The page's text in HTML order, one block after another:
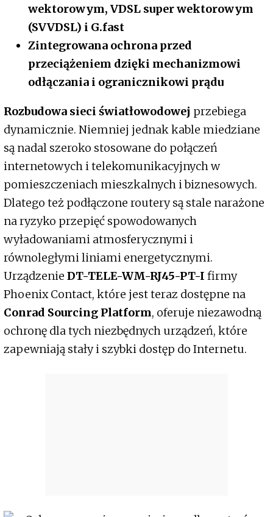
wektorowym, VDSL super wektorowym
(SVVDSL) i G.fast
Zintegrowana ochrona przed
przeciążeniem dzięki mechanizmowi
odłączania i ogranicznikowi prądu ­ ­ ­
Rozbudowa sieci światłowodowej przebiega
dynamicznie. Niemniej jednak kable miedziane
są nadal szeroko stosowane do połączeń
internetowych i telekomunikacyjnych w
pomieszczeniach mieszkalnych i biznesowych.
Dlatego też podłączone routery są stale narażone
na ryzyko przepięć spowodowanych
wyładowaniami atmosferycznymi i
równoległymi liniami energetycznymi.
Urządzenie DT-TELE-WM-RJ45-PT-I firmy
Phoenix Contact, które jest teraz dostępne na
Conrad Sourcing Platform, oferuje niezawodną
ochronę dla tych niezbędnych urządzeń, które
zapewniają stały i szybki dostęp do Internetu.